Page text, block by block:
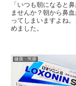
「いつも朝になると
ませんか？朝から鼻
ってしまいますよね
めました。
健康・医療